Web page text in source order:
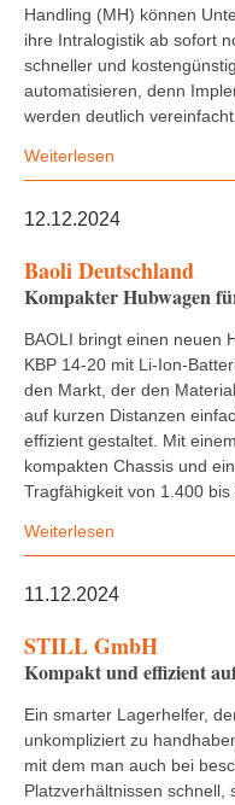
Handling (MH) können
ihre Intralogistik ab sofort
schneller und
automatisieren, denn
werden deutlich
Weiterlesen
12.12.2024
Baoli Deutschland
Kompakter Hubwagen
BAOLI bringt einen neuen
KBP 14-20 mit Li-Ion-
den Markt, der den
auf kurzen Distanzen
effizient gestaltet. Mit einem
kompakten Chassis und
Tragfähigkeit von 1.400 bis
Weiterlesen
11.12.2024
STILL GmbH
Kompakt und effizient
Ein smarter Lagerhelfer,
unkompliziert zu
mit dem man auch bei
Platzverhältnissen schnell,